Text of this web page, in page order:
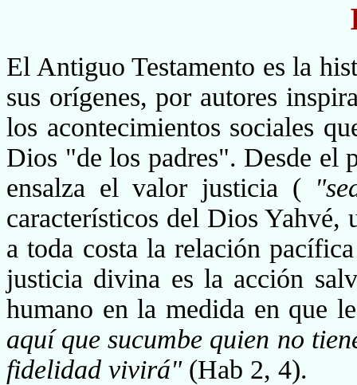
El Antiguo Testamento es la
sus orígenes, por autores
los acontecimientos sociales
Dios "de los padres". Desde el
ensalza el valor justicia (
característicos del Dios Yahvé,
a toda costa la relación
justicia divina es la acción
humano en la medida en que
aquí que sucumbe quien no
fidelidad vivirá" (Hab 2, 4).